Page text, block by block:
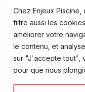
Chez Enjeux
filtre aussi les
améliorer votre
le contenu, et
sur "J'accepte tout",
pour que nous